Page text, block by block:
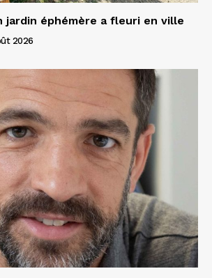
jardin éphémère a fleuri en ville
2026